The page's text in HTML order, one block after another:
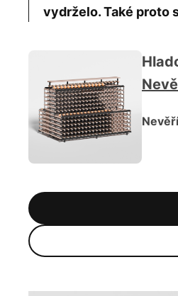
vydrželo. Také proto